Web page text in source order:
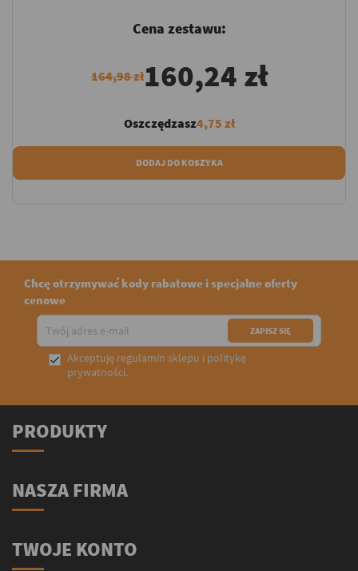
Cena zestawu:
164,98 zł160,24 zł
Oszczędzasz4,75 zł
DODAJ DO KOSZYKA
Chcę otrzymywać kody rabatowe i specjalne oferty
cenowe
 Akceptuję regulamin sklepu i politykę
prywatności.
PRODUKTY
NASZA FIRMA
TWOJE KONTO